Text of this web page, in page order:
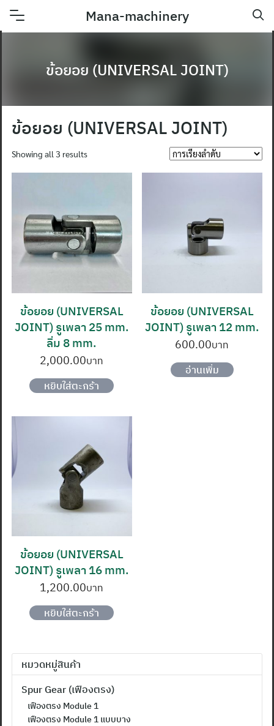
Skip
Mana-machinery
ข้อยอย (UNIVERSAL JOINT)
ข้อยอย (UNIVERSAL JOINT)
Showing all 3 results
ข้อยอย (UNIVERSAL
JOINT) รูเพลา 25 mm.
ลิ่ม 8 mm.
2,000.00
หยิบใส่ตะกร้า
ข้อยอย (UNIVERSAL
JOINT) รูเพลา 12 mm.
600.00
อ่านเพิ่ม
ข้อยอย (UNIVERSAL
JOINT) รูเพลา 16 mm.
1,200.00
หยิบใส่ตะกร้า
หมวดหมู่สินค้า
Spur Gear (เฟืองตรง)
เฟืองตรง Module 1
เฟืองตรง Module 1 แบบบาง